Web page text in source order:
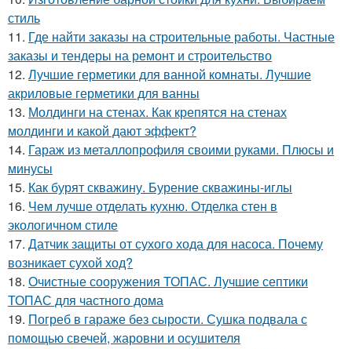
стиль
11. Где найти заказы на строительные работы. Частные
заказы и тендеры на ремонт и строительство
12. Лучшие герметики для ванной комнаты. Лучшие
акриловые герметики для ванны
13. Молдинги на стенах. Как крепятся на стенах
молдинги и какой дают эффект?
14. Гараж из металлопрофиля своими руками. Плюсы и
минусы
15. Как бурят скважину. Бурение скважины-иглы
16. Чем лучше отделать кухню. Отделка стен в
экологичном стиле
17. Датчик защиты от сухого хода для насоса. Почему
возникает сухой ход?
18. Очистные сооружения ТОПАС. Лучшие септики
ТОПАС для частного дома
19. Погреб в гараже без сырости. Сушка подвала с
помощью свечей, жаровни и осушителя